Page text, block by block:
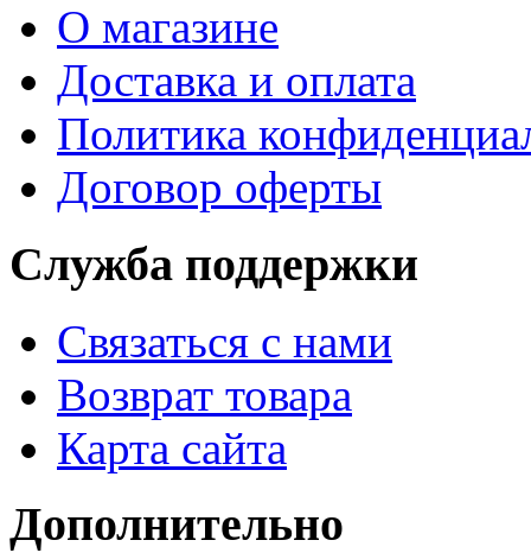
О магазине
Доставка и оплата
Политика
Договор оферты
Служба поддержки
Связаться с нами
Возврат товара
Карта сайта
Дополнительно